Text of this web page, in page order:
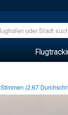
Stimmen (2.67